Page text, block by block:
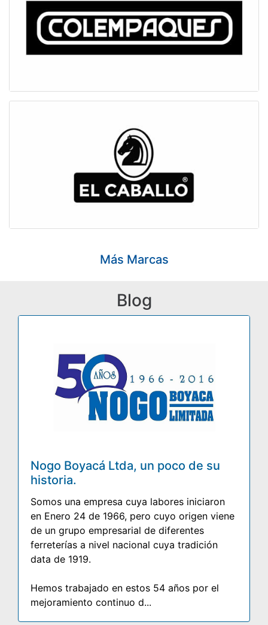
Más Marcas
Blog
Nogo Boyacá Ltda, un poco de su
historia.
Somos una empresa cuya labores iniciaron
en Enero 24 de 1966, pero cuyo origen viene
de un grupo empresarial de diferentes
ferreterías a nivel nacional cuya tradición
data de 1919.
Hemos trabajado en estos 54 años por el
mejoramiento continuo d...